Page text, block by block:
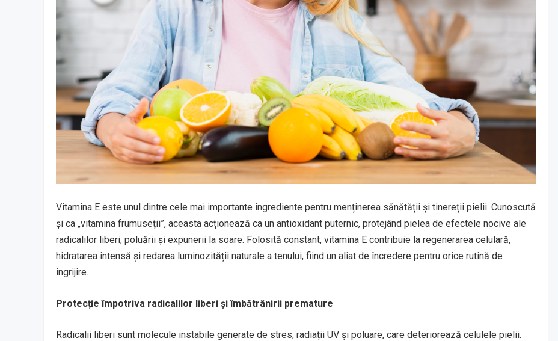
Vitamina E este unul dintre cele mai importante ingrediente pentru menținerea sănătății și tinereții pielii. Cunoscută
și ca „vitamina frumuseții”, aceasta acționează ca un antioxidant puternic, protejând pielea de efectele nocive ale
radicalilor liberi, poluării și expunerii la soare. Folosită constant, vitamina E contribuie la regenerarea celulară,
hidratarea intensă și redarea luminozității naturale a tenului, fiind un aliat de încredere pentru orice rutină de
îngrijire.
Protecție împotriva radicalilor liberi și îmbătrânirii premature
Radicalii liberi sunt molecule instabile generate de stres, radiații UV și poluare, care deteriorează celulele pielii.